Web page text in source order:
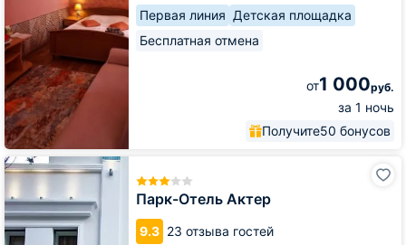
Первая линия Детская площадка
Бесплатная отмена
от1 000руб.
за 1 ночь
Получите50 бонусов
Парк-Отель Актер
9.3 23 отзыва гостей
Парк-
Отель
Актер